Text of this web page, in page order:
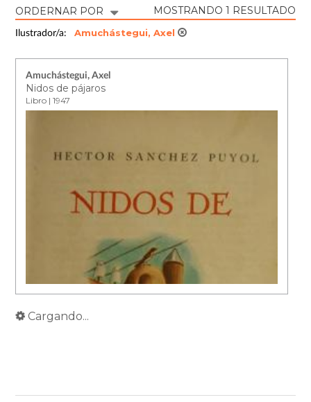
ORDERNAR POR MOSTRANDO 1 RESULTADO
Ilustrador/a: Amuchástegui, Axel
Amuchástegui, Axel
Nidos de pájaros
Libro | 1947
Cargando...